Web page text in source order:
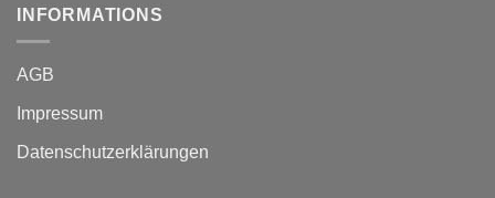
INFORMATIONS
AGB
Impressum
Datenschutzerklärungen